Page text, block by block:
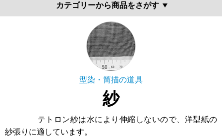
カテゴリーから商品をさがす
型染・筒描の道具
紗
テトロン紗は水により伸縮しないので、洋型紙の
紗張りに適しています。